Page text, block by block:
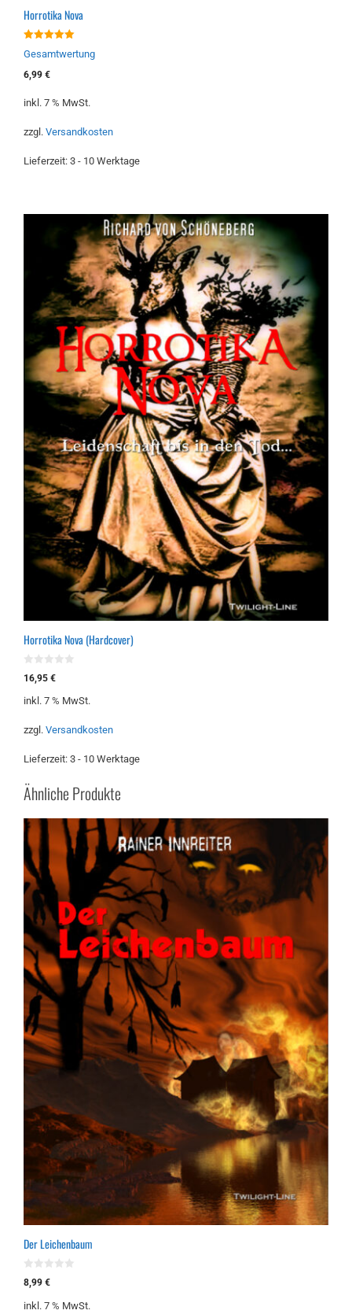
Horrotika Nova
von 5
Gesamtwertung
6,99 €
inkl. 7 % MwSt.
zzgl. Versandkosten
Lieferzeit: 3 - 10 Werktage
Horrotika Nova (Hardcover)
0
v
n
16,95 €
inkl. 7 % MwSt.
zzgl. Versandkosten
Lieferzeit: 3 - 10 Werktage
Ähnliche Produkte
Der Leichenbaum
0
v
n
8,99 €
inkl. 7 % MwSt.